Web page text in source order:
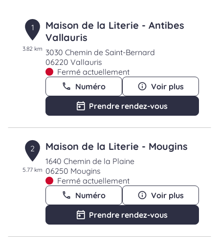
1
3.82 km
Maison de la Literie - Antibes
Vallauris
3030 Chemin de Saint-Bernard
06220 Vallauris
Fermé actuellement
Numéro
Voir plus
Prendre rendez-vous
2
5.77 km
Maison de la Literie - Mougins
1640 Chemin de la Plaine
06250 Mougins
Fermé actuellement
Numéro
Voir plus
Prendre rendez-vous